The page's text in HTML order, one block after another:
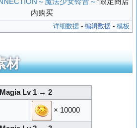
内购买
详细数据- 编辑数据- 模板
材
Magia Lv 1 → 2
× 10000